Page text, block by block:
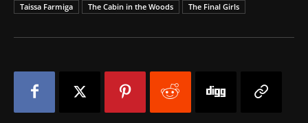
Taissa Farmiga
The Cabin in the Woods The Final Girls